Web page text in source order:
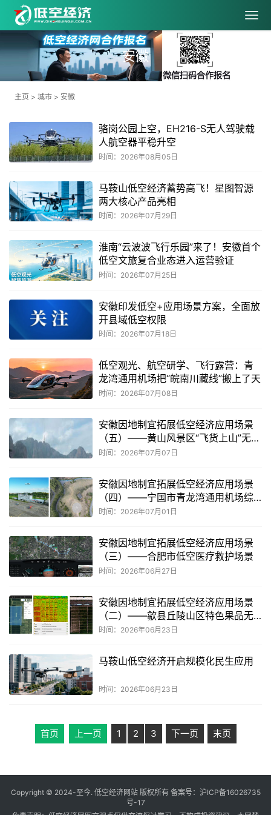
安徽
主页 > 城市 > 安徽
骆岗公园上空，EH216-S无人驾驶载
人航空器平稳升空
时间：2026年08月05日
马鞍山低空经济蓄势高飞！星图智源
两大核心产品亮相
时间：2026年07月29日
淮南“云波波飞行乐园”来了！安徽首个
低空文旅复合业态进入运营验证
时间：2026年07月25日
安徽印发低空+应用场景方案，全面放
开县域低空权限
时间：2026年07月18日
低空观光、航空研学、飞行露营：青
龙湾通用机场把“皖南川藏线”搬上了天
时间：2026年07月08日
安徽因地制宜拓展低空经济应用场景
（五）——黄山风景区“飞货上山”无人
机运输场景
时间：2026年07月07日
安徽因地制宜拓展低空经济应用场景
（四）——宁国市青龙湾通用机场综
合应用场景
时间：2026年07月01日
安徽因地制宜拓展低空经济应用场景
（三）——合肥市低空医疗救护场景
时间：2026年06月27日
安徽因地制宜拓展低空经济应用场景
（二）——歙县丘陵山区特色果品无
人机高效植保与智能运输综合应用场
时间：2026年06月23日
马鞍山低空经济开启规模化民生应用
时间：2026年06月23日
首页 上一页 1 2 3 下一页 末页
Copyright © 2024-至今. 低空经济网站 版权所有 备案号： 沪ICP备16026735
号-17